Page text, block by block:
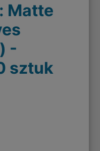
Matte
-
sztuk